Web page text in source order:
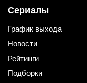
Сериалы
График выхода
Новости
Рейтинги
Подборки